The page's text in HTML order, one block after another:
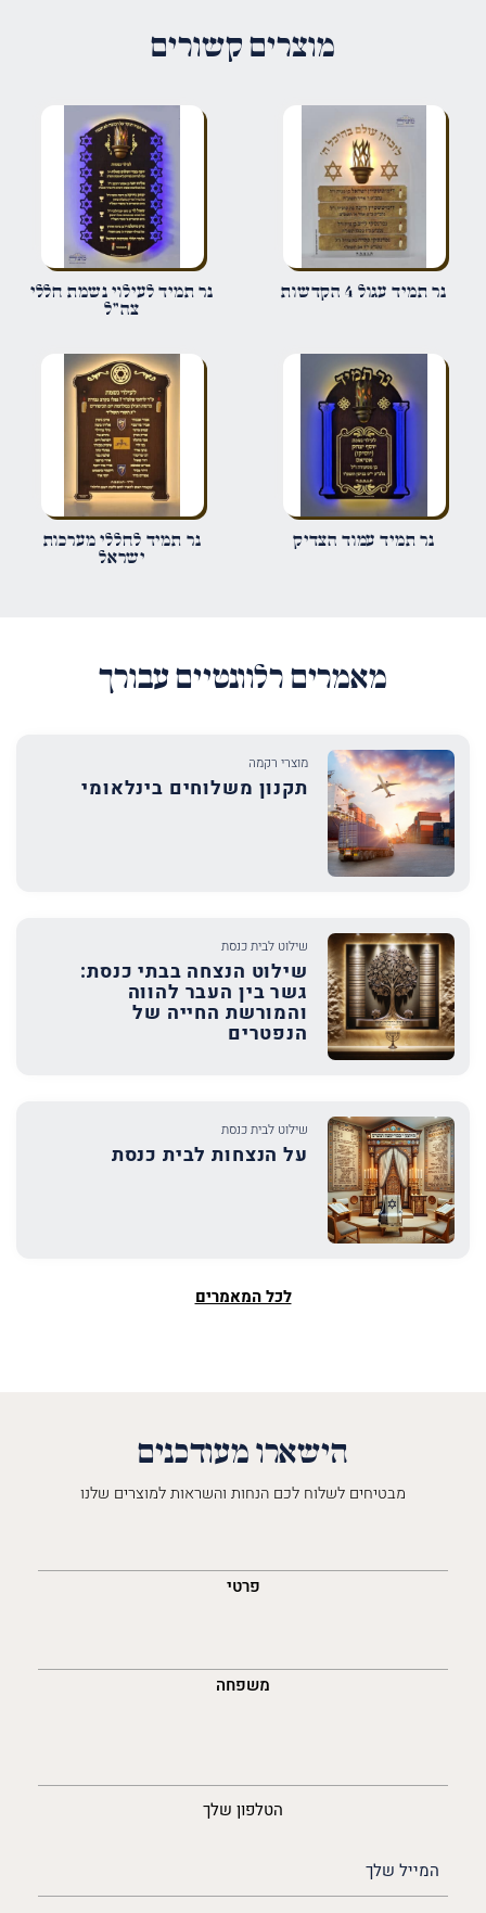
הביקורת שלך*
שם*
אימייל*
שמור בדפדפן זה את השם, האימייל והאתר שלי לפעם הבאה שאגיב.
מוצרים קשורים
נר תמיד עגול 4 הקדשות
נר תמיד לעילוי נשמת חללי
צה"ל
נר תמיד עמוד הצדיק
נר תמיד לחללי מערכות
ישראל
מאמרים רלוונטיים עבורך
מוצרי רקמה
תקנון משלוחים בינלאומי
שילוט לבית כנסת
שילוט הנצחה בבתי כנסת:
גשר בין העבר להווה
והמורשת החייה של
הנפטרים
שילוט לבית כנסת
על הנצחות לבית כנסת
לכל המאמרים
הישארו מעודכנים
מבטיחים לשלוח לכם הנחות והשראות למוצרים שלנו
פרטי
משפחה
הטלפון שלך
(חובה)